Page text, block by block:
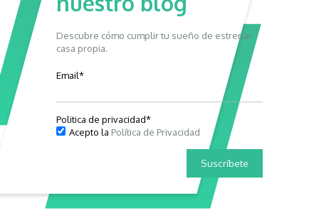
Descubre cómo cumplir tu sueño de estrenar
casa propia.
Email*
Politica de privacidad*
Acepto la Política de Privacidad